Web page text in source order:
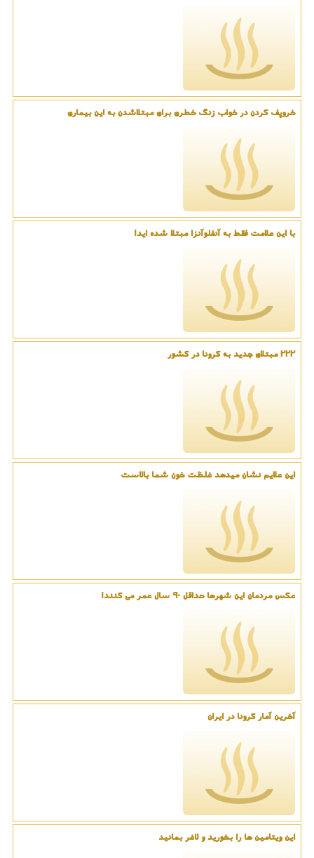
خروپف کردن در خواب زنگ خطری برای مبتلاشدن به این بیماری
با این علامت فقط به آنفلوآنزا مبتلا شده اید!
222 مبتلای جدید به کرونا در کشور
این علایم نشان میدهد غلظت خون شما بالاست
عکس مردمان این شهرها حداقل 90 سال عمر می کنند!
آخرین آمار کرونا در ایران
این ویتامین ها را بخورید و لاغر بمانید